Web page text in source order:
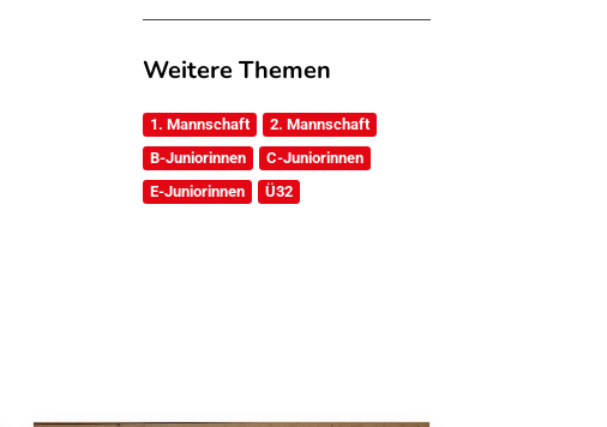
Weitere Themen
1. Mannschaft
2. Mannschaft
B-Juniorinnen
C-Juniorinnen
E-Juniorinnen
Ü32